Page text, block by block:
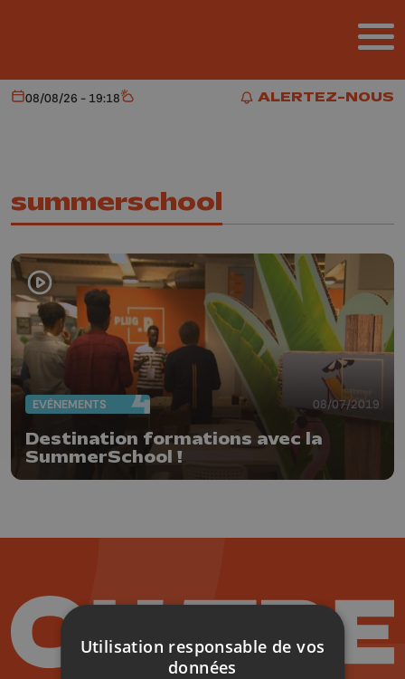
ALERTEZ-NOUS
ALERTEZ-NOUS
Aujourd'hui
08/08/26 - 19:18 Météo
summerschool
EVÈNEMENTS 08/07/2019
Destination formations avec la
SummerSchool !
Utilisation responsable de vos
données